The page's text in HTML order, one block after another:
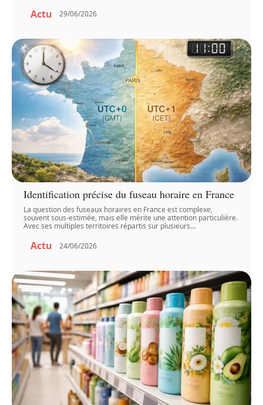
Actu 29/06/2026
Identification précise du fuseau horaire en France
La question des fuseaux horaires en France est complexe,
souvent sous-estimée, mais elle mérite une attention particulière.
Avec ses multiples territoires répartis sur plusieurs…
Actu 24/06/2026